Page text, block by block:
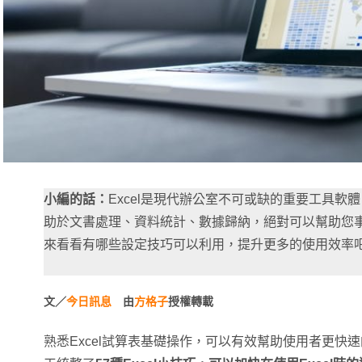
小編的話： Excel是現代辦公室不可或缺的重要工具軟
助於文書處理、資料統計、數據歸納，絕對可以幫助您
來看看有哪些設定技巧可以利用，提升更多的使用效率
文／今日訊息 由方格子授權轉載
熟悉Excel試算表基礎操作，可以有效幫助使用者更快